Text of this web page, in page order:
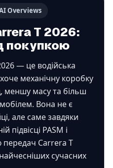
Overviews
T 2026:
покупкою
— це водійська
механічну коробку
меншу масу та більш
Вона не є
але саме завдяки
підвісці PASM і
Carrera T
сучасних